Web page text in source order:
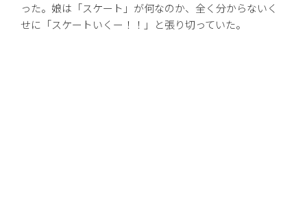
った。娘は「スケート」が何なのか、全く分からないく
せに「スケートいくー！！」と張り切っていた。